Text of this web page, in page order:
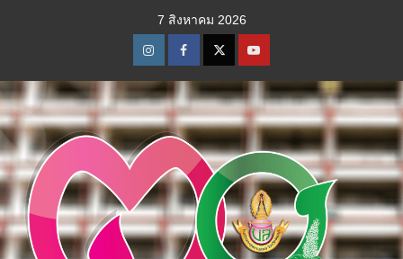
7 สิงหาคม 2026
InstagramFacebookTwitterYoutube